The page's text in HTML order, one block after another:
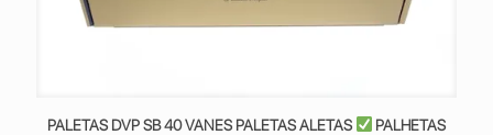
PALETAS DVP SB 40 VANES PALETAS ALETAS
PALHETAS